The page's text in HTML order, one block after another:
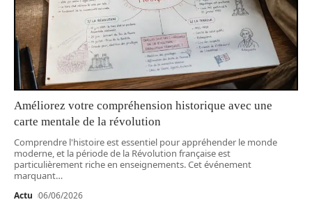
Améliorez votre compréhension historique avec une
carte mentale de la révolution
Comprendre l'histoire est essentiel pour appréhender le monde
moderne, et la période de la Révolution française est
particulièrement riche en enseignements. Cet événement
marquant…
Actu 06/06/2026